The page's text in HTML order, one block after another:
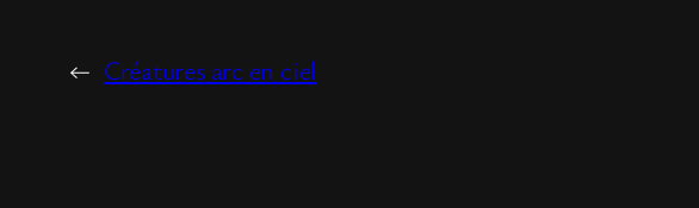
← Créatures arc en ciel